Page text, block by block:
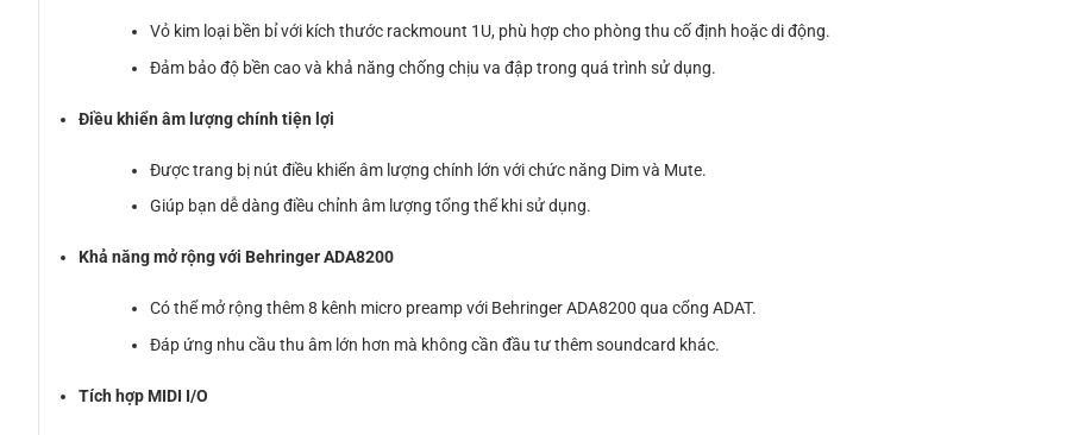
Vỏ kim loại bền bỉ với kích thước rackmount 1U, phù hợp cho phòng thu cố định hoặc di động.
Đảm bảo độ bền cao và khả năng chống chịu va đập trong quá trình sử dụng.
Điều khiển âm lượng chính tiện lợi
Được trang bị nút điều khiển âm lượng chính lớn với chức năng Dim và Mute.
Giúp bạn dễ dàng điều chỉnh âm lượng tổng thể khi sử dụng.
Khả năng mở rộng với Behringer ADA8200
Có thể mở rộng thêm 8 kênh micro preamp với Behringer ADA8200 qua cổng ADAT.
Đáp ứng nhu cầu thu âm lớn hơn mà không cần đầu tư thêm soundcard khác.
Tích hợp MIDI I/O